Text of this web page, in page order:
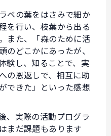
ベの葉をはさみで細か
を行い、枝葉から出る
また、「森のために活
のどこかにあったが、
験し、知ることで、実
の恩返しで、相互に助
できた」といった感想
、実際の活動プログラ
まだ課題もあります